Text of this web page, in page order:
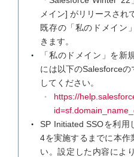
メイン] がリリースされ
既存の「私のドメイン
きます。
「私のドメイン」を新
には以下のSalesforce
してください。
https://
SP Initiated SSOを利用
4を実施するまでに本作
い。設定した内容によ